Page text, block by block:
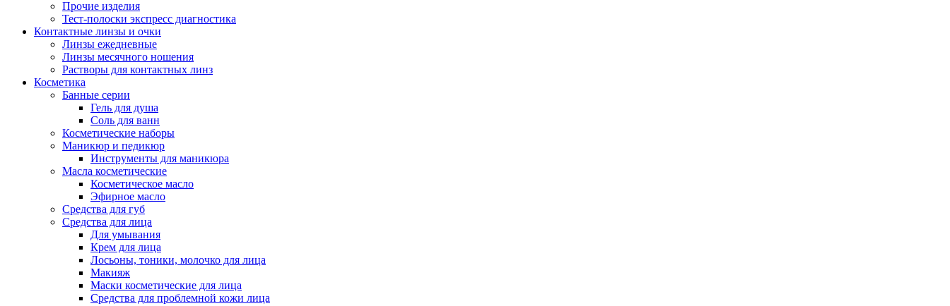
Прочие изделия
Тест-полоски экспресс диагностика
Контактные линзы и очки
Линзы ежедневные
Линзы месячного ношения
Растворы для контактных линз
Косметика
Банные серии
Гель для душа
Соль для ванн
Косметические наборы
Маникюр и педикюр
Инструменты для маникюра
Масла косметические
Косметическое масло
Эфирное масло
Средства для губ
Средства для лица
Для умывания
Крем для лица
Лосьоны, тоники, молочко для лица
Макияж
Маски косметические для лица
Средства для проблемной кожи лица